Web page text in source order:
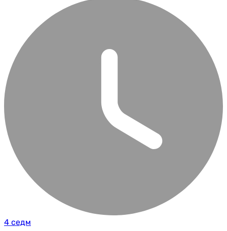
4 седм